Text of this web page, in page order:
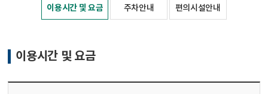
이용시간 및 요금 주차안내 편의시설안내
이용시간 및 요금 시작
이용시간 및 요금